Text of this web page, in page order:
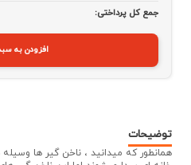
جمع کل پرداختی:
افزودن به
توضیحات
همانطور که میدانید ، ناخن گیر ها